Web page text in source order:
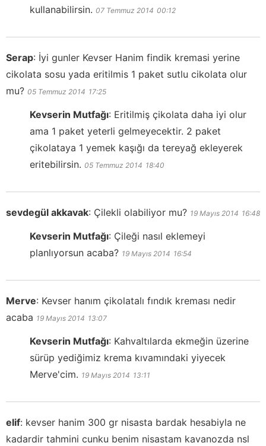
kullanabilirsin. 07 Temmuz 2014 00:12
Serap: İyi gunler Kevser Hanim findik kremasi yerine
cikolata sosu yada eritilmis 1 paket sutlu cikolata olur
mu? 05 Temmuz 2014 17:25
Kevserin Mutfağı: Eritilmiş çikolata daha iyi olur
ama 1 paket yeterli gelmeyecektir. 2 paket
çikolataya 1 yemek kaşığı da tereyağ ekleyerek
eritebilirsin. 05 Temmuz 2014 18:40
sevdegül akkavak: Çilekli olabiliyor mu? 19 Mayıs 2014 16:48
Kevserin Mutfağı: Çileği nasıl eklemeyi
planlıyorsun acaba? 19 Mayıs 2014 16:54
Merve: Kevser hanım çikolatalı fındık kreması nedir
acaba 19 Mayıs 2014 13:07
Kevserin Mutfağı: Kahvaltılarda ekmeğin üzerine
sürüp yediğimiz krema kıvamındaki yiyecek
Merve'cim. 19 Mayıs 2014 13:11
elif: kevser hanim 300 gr nisasta bardak hesabiyla ne
kadardir tahmini cunku benim nisastam kavanozda nsl